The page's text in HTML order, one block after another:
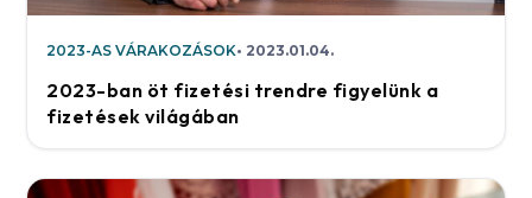
2023-AS VÁRAKOZÁSOK 2023.01.04.
2023-ban öt fizetési trendre figyelünk a
fizetések világában